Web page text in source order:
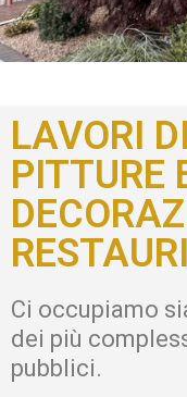
Restauri
LAVORI
PITTURE
RESTAURI
Ci occupiamo
dei più
pubblici.